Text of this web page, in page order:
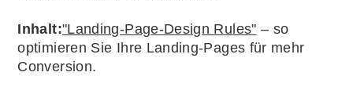
Inhalt:"Landing-Page-Design Rules" – so
optimieren Sie Ihre Landing-Pages für mehr
Conversion.